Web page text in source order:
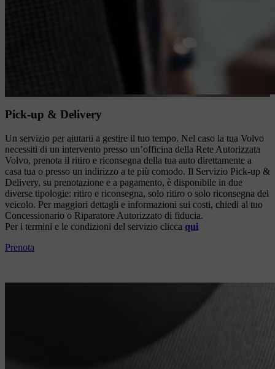
Pick-up & Delivery
Un servizio per aiutarti a gestire il tuo tempo. Nel caso la tua Volvo
necessiti di un intervento presso un’officina della Rete Autorizzata
Volvo, prenota il ritiro e riconsegna della tua auto direttamente a
casa tua o presso un indirizzo a te più comodo. Il Servizio Pick-up &
Delivery, su prenotazione e a pagamento, è disponibile in due
diverse tipologie: ritiro e riconsegna, solo ritiro o solo riconsegna del
veicolo. Per maggiori dettagli e informazioni sui costi, chiedi al tuo
Concessionario o Riparatore Autorizzato di fiducia.
Per i termini e le condizioni del servizio clicca qui
Prenota